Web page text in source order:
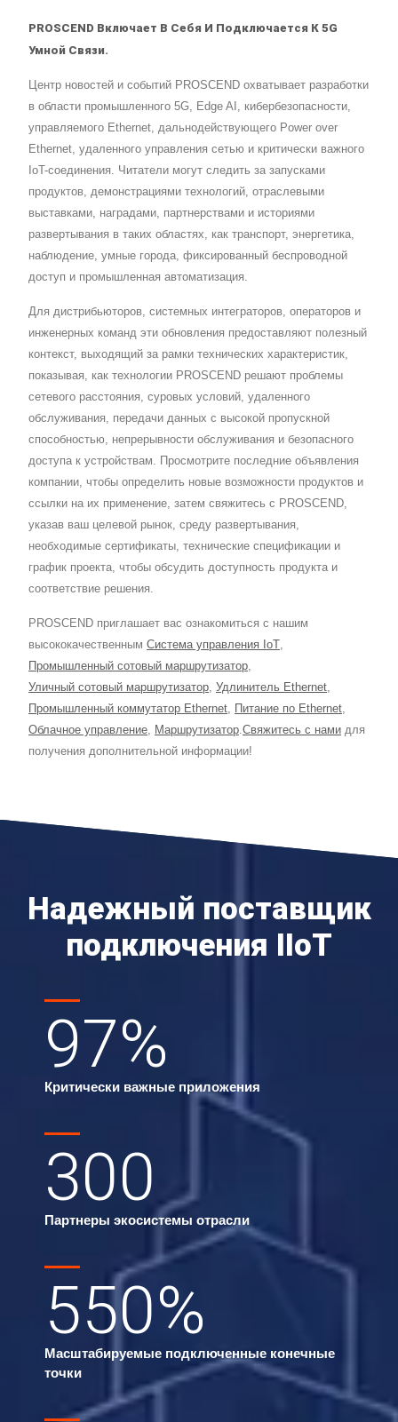
PROSCEND Включает В Себя И Подключается К 5G
Умной Связи.
Центр новостей и событий PROSCEND охватывает разработки
в области промышленного 5G, Edge AI, кибербезопасности,
управляемого Ethernet, дальнодействующего Power over
Ethernet, удаленного управления сетью и критически важного
IoT-соединения. Читатели могут следить за запусками
продуктов, демонстрациями технологий, отраслевыми
выставками, наградами, партнерствами и историями
развертывания в таких областях, как транспорт, энергетика,
наблюдение, умные города, фиксированный беспроводной
доступ и промышленная автоматизация.
Для дистрибьюторов, системных интеграторов, операторов и
инженерных команд эти обновления предоставляют полезный
контекст, выходящий за рамки технических характеристик,
показывая, как технологии PROSCEND решают проблемы
сетевого расстояния, суровых условий, удаленного
обслуживания, передачи данных с высокой пропускной
способностью, непрерывности обслуживания и безопасного
доступа к устройствам. Просмотрите последние объявления
компании, чтобы определить новые возможности продуктов и
ссылки на их применение, затем свяжитесь с PROSCEND,
указав ваш целевой рынок, среду развертывания,
необходимые сертификаты, технические спецификации и
график проекта, чтобы обсудить доступность продукта и
соответствие решения.
PROSCEND приглашает вас ознакомиться с нашим
высококачественным Система управления IoT
Промышленный сотовый маршрутизатор
Уличный сотовый маршрутизатор Удлинитель Ethernet
Промышленный коммутатор Ethernet
Питание по Ethernet
Облачное управление
Маршрутизатор Свяжитесь с нами для
получения дополнительной информации!
Надежный поставщик
подключения IIoT
97%
Критически важные приложения
300
Партнеры экосистемы отрасли
550%
Масштабируемые подключенные конечные
точки